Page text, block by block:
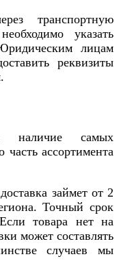
транспортную
указать
лицам
реквизиты
наличие самых
ассортимента
займет от 2
Точный срок
товара нет на
может составлять
случаев мы